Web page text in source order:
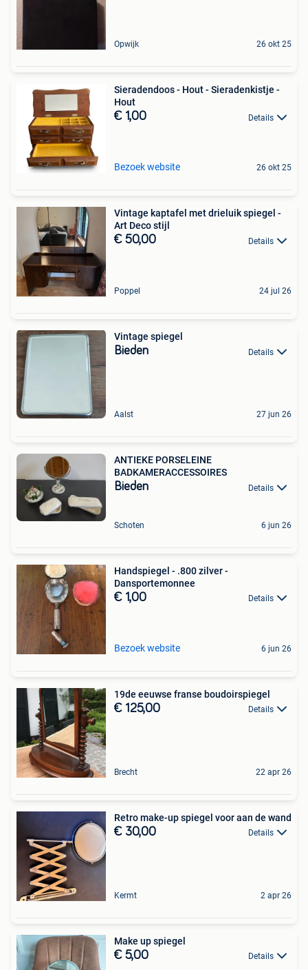
Opwijk 26 okt 25
Sieradendoos - Hout - Sieradenkistje -
Hout
€ 1,00 Details
Bezoek website 26 okt 25
Vintage kaptafel met drieluik spiegel -
Art Deco stijl
€ 50,00 Details
Poppel 24 jul 26
Vintage spiegel
Bieden Details
Aalst 27 jun 26
ANTIEKE PORSELEINE
BADKAMERACCESSOIRES
Bieden Details
Schoten 6 jun 26
Handspiegel - .800 zilver -
Dansportemonnee
€ 1,00 Details
Bezoek website 6 jun 26
19de eeuwse franse boudoirspiegel
€ 125,00 Details
Brecht 22 apr 26
Retro make-up spiegel voor aan de wand
€ 30,00 Details
Kermt 2 apr 26
Make up spiegel
€ 5,00 Details